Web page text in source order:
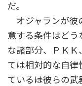
だ。
オジャランが彼
意する条件はど
な諸部分、ＰＫＫ
ては相対的な自律
ている――は彼らの